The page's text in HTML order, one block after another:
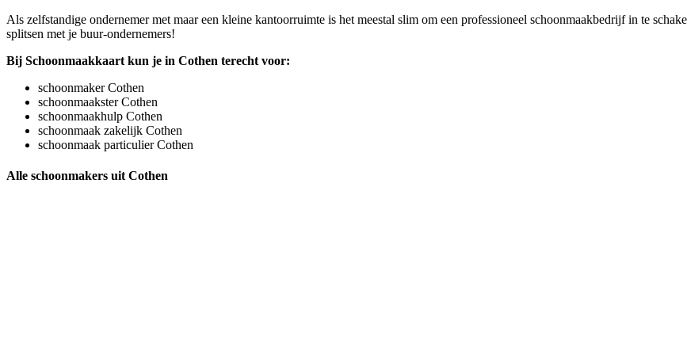
Als zelfstandige ondernemer met maar een kleine kantoorruimte is het meestal slim om een professioneel schoonmaakbedrijf in te
splitsen met je buur-ondernemers!
Bij Schoonmaakkaart kun je in Cothen terecht voor:
schoonmaker Cothen
schoonmaakster Cothen
schoonmaakhulp Cothen
schoonmaak zakelijk Cothen
schoonmaak particulier Cothen
Alle schoonmakers uit Cothen